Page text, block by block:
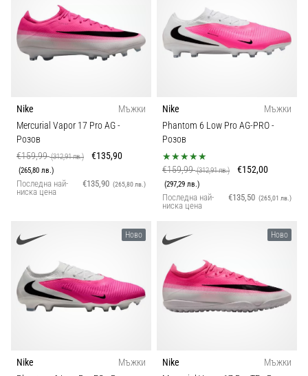
Nike
Мъжки
Mercurial Vapor 17 Pro AG-
Розов
€159,99(312,91 лв.) €135,90
(265,80 лв.)
Последна най-
ниска цена
€135,90 (265,80 лв.)
Nike
Мъжки
Phantom 6 Low Pro AG-PRO-
Розов
€159,99(312,91 лв.) €152,00
(297,29 лв.)
Последна най-
ниска цена
€135,50 (265,01 лв.)
Ново
Nike
Мъжки
Ново
Nike
Мъжки